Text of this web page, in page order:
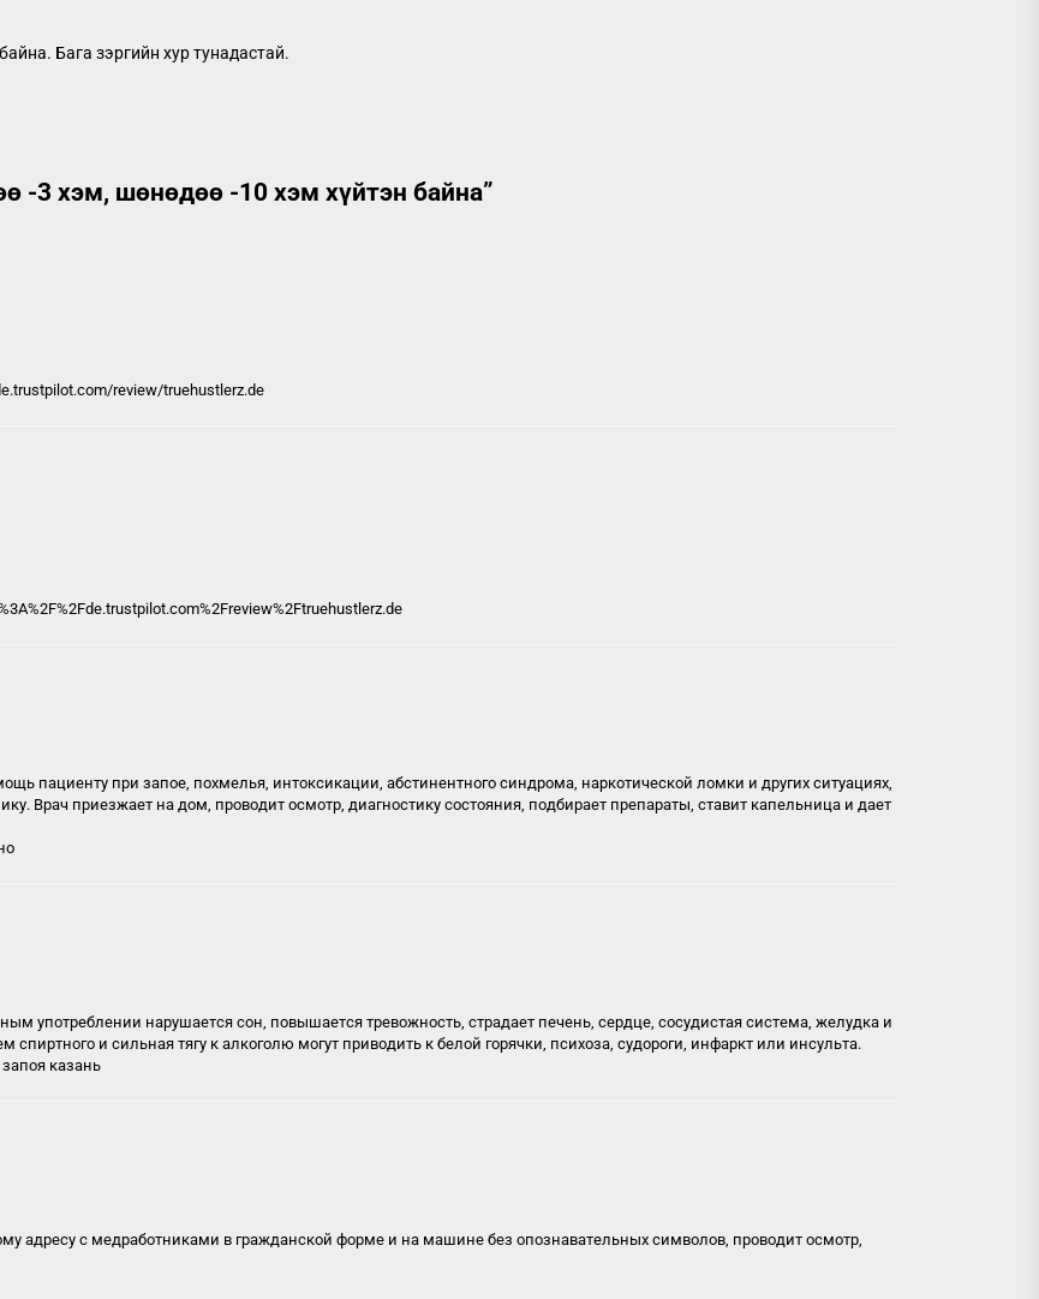
Бага зэргийн хур тунадастай.
-3 хэм, шөнөдөө -10 хэм хүйтэн байна”
review/truehustlerz.de
пациенту при запое, похмелья, интоксикации, абстинентного синдрома, наркотической ломки и других ситуациях,
Врач приезжает на дом, проводит осмотр, диагностику состояния, подбирает препараты, ставит капельница и дает
употреблении нарушается сон, повышается тревожность, страдает печень, сердце, сосудистая система, желудка и
и сильная тягу к алкоголю могут приводить к белой горячки, психоза, судороги, инфаркт или инсульта.
казань
адресу с медработниками в гражданской форме и на машине без опознавательных символов, проводит осмотр,